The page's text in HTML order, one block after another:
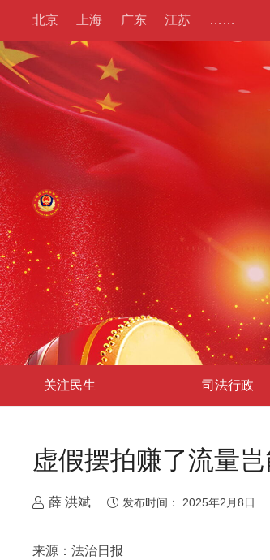
北京 上海 广东 江苏 ……
关注民生 司法行政
虚假摆拍赚了流量岂
薛 洪斌 发布时间： 2025年2月8日
来源：法治日报